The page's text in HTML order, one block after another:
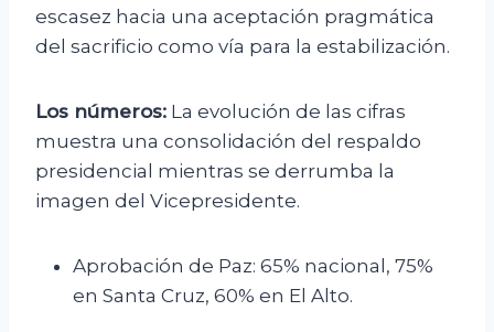
escasez hacia una aceptación pragmática
del sacrificio como vía para la estabilización.
Los números: La evolución de las cifras
muestra una consolidación del respaldo
presidencial mientras se derrumba la
imagen del Vicepresidente.
Aprobación de Paz: 65% nacional, 75%
en Santa Cruz, 60% en El Alto.